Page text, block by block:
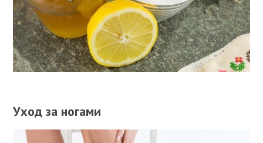
Уход за ногами